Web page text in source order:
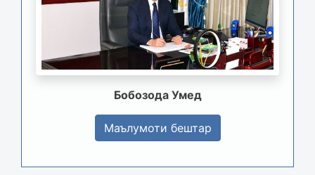
Бобозода Умед
Маълумоти бештар